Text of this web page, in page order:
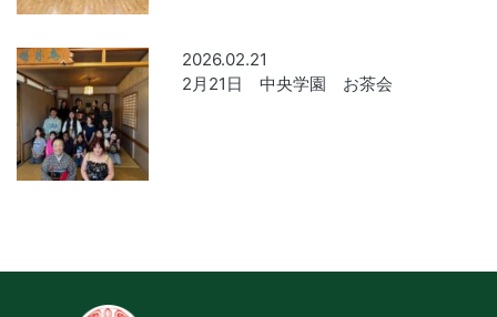
2026.02.21
2月21日 中央学園 お茶会